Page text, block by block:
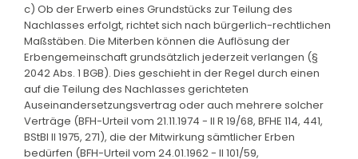
c) Ob der Erwerb eines Grundstücks zur Teilung des
Nachlasses erfolgt, richtet sich nach bürgerlich-rechtlichen
Maßstäben. Die Miterben können die Auflösung der
Erbengemeinschaft grundsätzlich jederzeit verlangen (§
2042 Abs. 1 BGB). Dies geschieht in der Regel durch einen
auf die Teilung des Nachlasses gerichteten
Auseinandersetzungsvertrag oder auch mehrere solcher
Verträge (BFH-Urteil vom 21.11.1974 - II R 19/68, BFHE 114, 441,
BStBl II 1975, 271), die der Mitwirkung sämtlicher Erben
bedürfen (BFH-Urteil vom 24.01.1962 - II 101/59,